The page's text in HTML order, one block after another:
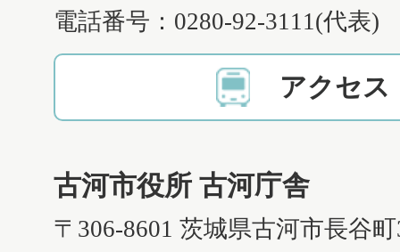
電話番号：0280-92-3111(代表)
アクセス
古河市役所 古河庁舎
〒306-8601 茨城県古河市長谷